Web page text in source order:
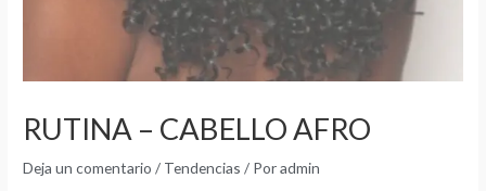
RUTINA – CABELLO AFRO
Deja un comentario / Tendencias / Poradmin